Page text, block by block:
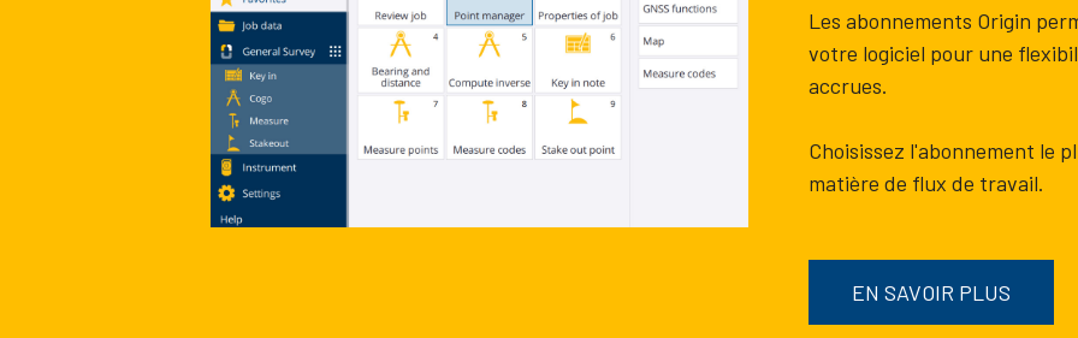
Les abonnements Origin
votre logiciel pour une
accrues.
Choisissez l'abonnement le
matière de flux de travail.
EN SAVOIR PLUS